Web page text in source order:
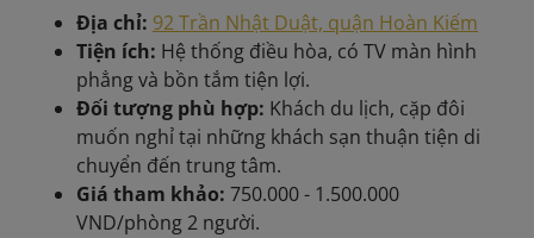
Địa chỉ: 92 Trần Nhật Duật, quận Hoàn Kiếm
Tiện ích: Hệ thống điều hòa, có TV màn hình
phẳng và bồn tắm tiện lợi.
Đối tượng phù hợp: Khách du lịch, cặp đôi
muốn nghỉ tại những khách sạn thuận tiện di
chuyển đến trung tâm.
Giá tham khảo: 750.000 - 1.500.000
VND/phòng 2 người.